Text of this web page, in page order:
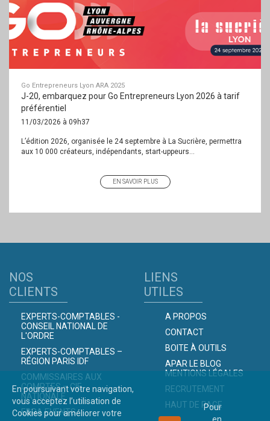
Go Entrepreneurs Lyon ARA 2025
J-20, embarquez pour Go Entrepreneurs Lyon 2026 à tarif
préférentiel
11/03/2026 à 09h37
L’édition 2026, organisée le 24 septembre à La Sucrière, permettra
aux 10 000 créateurs, indépendants, start-uppeurs...
EN SAVOIR PLUS
NOS
CLIENTS
EXPERTS-COMPTABLES -
CONSEIL NATIONAL DE
L'ORDRE
EXPERTS-COMPTABLES –
RÉGION PARIS IDF
COMMISSAIRES AUX
COMPTES – CIE
NATIONALE
EBRA EVENTS
LIENS
UTILES
A PROPOS
CONTACT
BOITE À OUTILS
APAR LE BLOG
MENTIONS LÉGALES
RECRUTEMENT
HAUT DE PAGE
En poursuivant votre navigation,
vous acceptez l’utilisation de
Cookies pour améliorer votre
Pour